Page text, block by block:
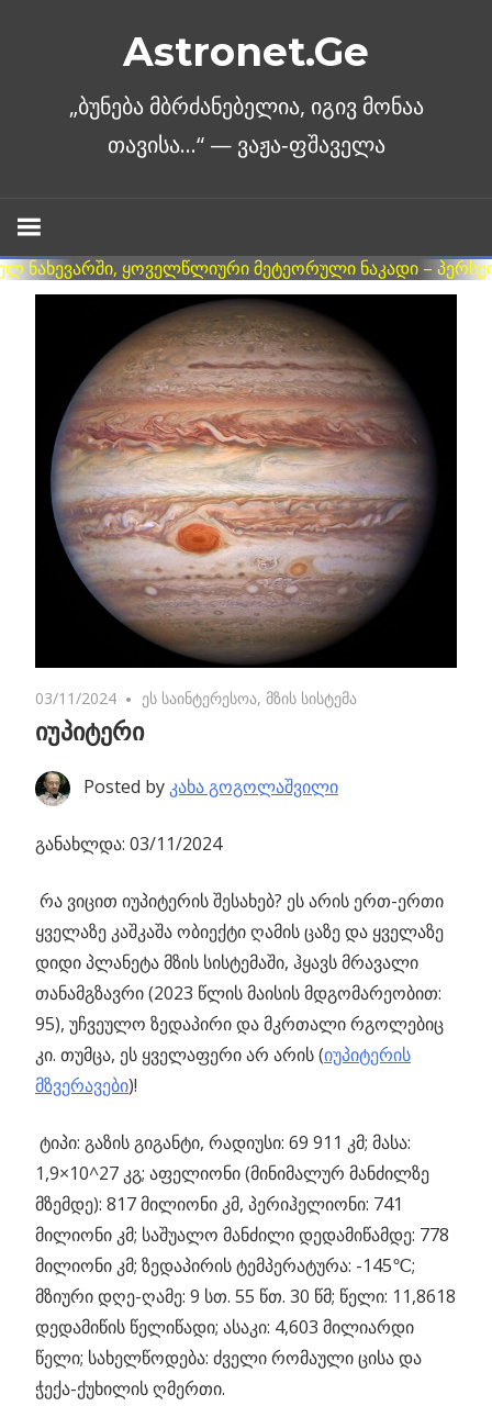
Astronet.Ge
03/11/2024 No comments
ეს საინტერესოა,მზის სისტემა
იუპიტერი
Posted by კახა გოგოლაშვილი
განახლდა: 03/11/2024
რა ვიცით იუპიტერის შესახებ? ეს არის ერთ-ერთი
ყველაზე კაშკაშა ობიექტი ღამის ცაზე და ყველაზე
დიდი პლანეტა მზის სისტემაში, ჰყავს მრავალი
თანამგზავრი (2023 წლის მაისის მდგომარეობით:
95), უჩვეულო ზედაპირი და მკრთალი რგოლებიც
კი. თუმცა, ეს ყველაფერი არ არის (იუპიტერის
მზვერავები)!
ტიპი: გაზის გიგანტი, რადიუსი: 69 911 კმ; მასა:
1,9×10^27 კგ; აფელიონი (მინიმალურ მანძილზე
მზემდე): 817 მილიონი კმ, პერიჰელიონი: 741
მილიონი კმ; საშუალო მანძილი დედამიწამდე: 778
მილიონი კმ; ზედაპირის ტემპერატურა: -145℃;
მზიური დღე-ღამე: 9 სთ. 55 წთ. 30 წმ; წელი: 11,8618
დედამიწის წელიწადი; ასაკი: 4,603 მილიარდი
წელი; სახელწოდება: ძველი რომაული ცისა და
ჭექა-ქუხილის ღმერთი.